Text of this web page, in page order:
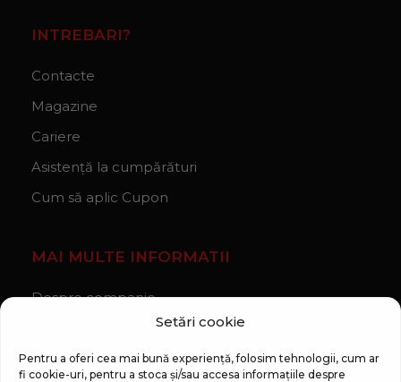
Setări cookie
Pentru a oferi cea mai bună experiență, folosim tehnologii, cum ar
fi cookie-uri, pentru a stoca și/sau accesa informațiile despre
INTREBARI?
Contacte
Magazine
Cariere
Asistență la cumpărături
Cum să aplic Cupon
MAI MULTE INFORMATII
Despre companie
Regulament Campanie „100 zile pana la vis”